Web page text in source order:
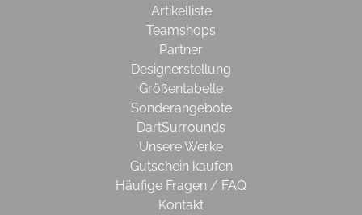
Artikelliste
Teamshops
Partner
Designerstellung
Größentabelle
Sonderangebote
DartSurrounds
Unsere Werke
Gutschein kaufen
Häufige Fragen / FAQ
Kontakt